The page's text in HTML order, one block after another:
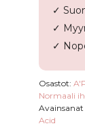
✓
✓
✓
Osastot:
Normaali
Acid